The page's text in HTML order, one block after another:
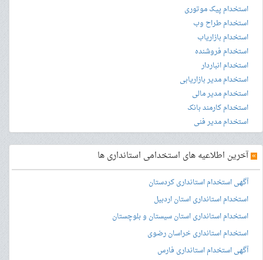
استخدام پیک موتوری
استخدام طراح وب
استخدام بازاریاب
استخدام فروشنده
استخدام انباردار
استخدام مدیر بازاریابی
استخدام مدیر مالی
استخدام کارمند بانک
استخدام مدیر فنی
»آخرین اطلاعیه های استخدامی استانداری ها
آگهی استخدام استانداری کردستان
استخدام استانداری استان اردبیل
استخدام استانداری استان سیستان و بلوچستان
استخدام استانداری خراسان رضوی
آگهی استخدام استانداری فارس